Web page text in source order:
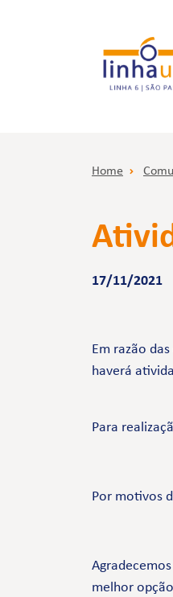
Home
17/11/2021
Em razão
haverá
Para
Por motivos
melhor